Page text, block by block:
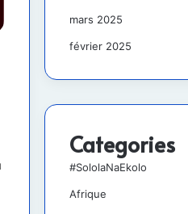
mars 2025
février 2025
Categories
#SololaNaEkolo
Afrique